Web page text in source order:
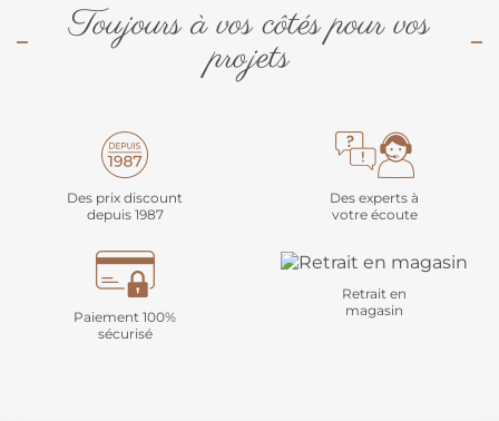
Toujours à vos côtés pour vos
projets
Des prix discount
depuis 1987
Des experts à
votre écoute
Paiement 100%
sécurisé
Retrait en
magasin